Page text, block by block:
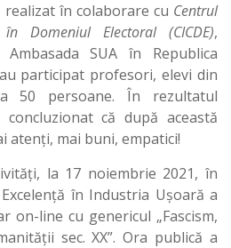
realizat în colaborare cu Centrul
Domeniul Electoral (CICDE),
SUA în Republica
participat profesori, elevi din
50 persoane. În rezultatul
că după această
atenți, mai buni, empatici!
la 17 noiembrie 2021, în
în Industria Ușoară a
on-line cu genericul „Fascism,
sec. XX”. Ora publică a